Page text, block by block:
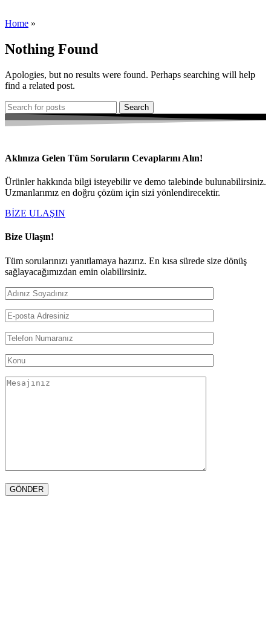
Home »
Nothing Found
Apologies, but no results were found. Perhaps searching will help
find a related post.
Search
Aklınıza Gelen Tüm Soruların Cevaplarını Alın!
Ürünler hakkında bilgi isteyebilir ve demo talebinde bulunabilirsiniz.
Uzmanlarımız en doğru çözüm için sizi yönlendirecektir.
BİZE ULAŞIN
Bize Ulaşın!
Tüm sorularınızı yanıtlamaya hazırız. En kısa sürede size dönüş
sağlayacağımızdan emin olabilirsiniz.